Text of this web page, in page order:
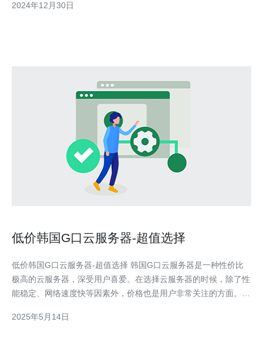
供一站式解决方案，满足您的网络追踪需求。 我们的韩国VPS侦
2024年12月30日
低价韩国G口云服务器-超值选择
低价韩国G口云服务器-超值选择 韩国G口云服务器是一种性价比
极高的云服务器，深受用户喜爱。在选择云服务器的时候，除了性
能稳定、网络速度快等因素外，价格也是用户非常关注的方面。如
个超值的选择。 韩国G口云服务器采用先进的硬件设备，配备高性
2025年5月14日